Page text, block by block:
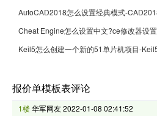
AutoCAD2018怎么设置经典模式-
Cheat Engine怎么设置中文?ce修改器设
报价单模板表评论
1楼华军网友2022-01-08 02:41:52